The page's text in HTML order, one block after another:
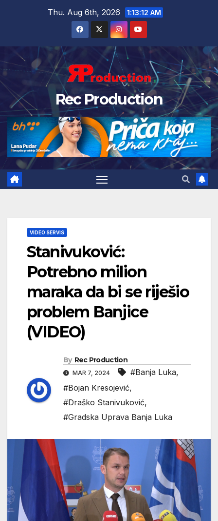
Thu. Aug 6th, 2026 1:13:13 AM
Rec Production
VIDEO SERVIS
Stanivuković:
Potrebno milion
maraka da bi se riješio
problem Banjice
(VIDEO)
By Rec Production
MAR 7, 2024 #Banja Luka,
#Bojan Kresojević,
#Draško Stanivuković,
#Gradska Uprava Banja Luka